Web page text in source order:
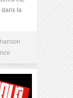
dans la